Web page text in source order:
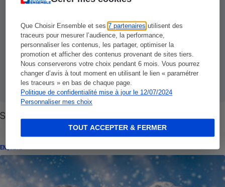
Que Choisir Ensemble et ses7 partenaires utilisent des
traceurs pour mesurer l’audience, la performance,
personnaliser les contenus, les partager, optimiser la
promotion et afficher des contenus provenant de sites tiers.
Nous conserverons votre choix pendant 6 mois. Vous pourrez
changer d’avis à tout moment en utilisant le lien « paramétrer
les traceurs » en bas de chaque page.
Politique de confidentialité mise à jour le 12/07/2024
Personnaliser mes choix
TOUT ACCEPTER & FERMER
Sports d'hiver - La glisse, pas les risques
ENQUÊTE